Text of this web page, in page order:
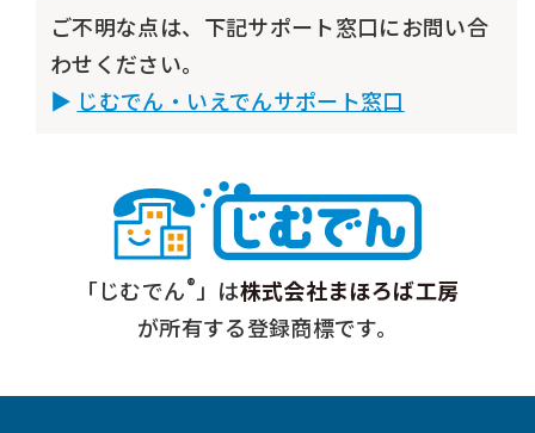
ご不明な点は、下記サポート窓口にお問い合
わせください。
じむでん・いえでんサポート窓口
「じむでん® 」は株式会社まほろば工房
が所有する登録商標です。